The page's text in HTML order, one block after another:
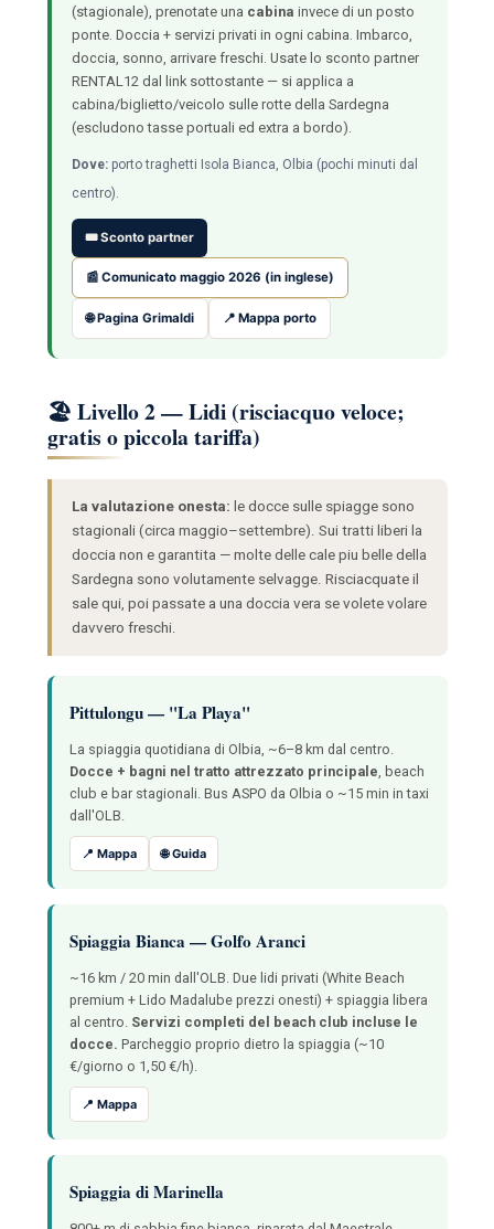
(stagionale), prenotate una cabina invece di un posto
ponte. Doccia + servizi privati in ogni cabina. Imbarco,
doccia, sonno, arrivare freschi. Usate lo sconto partner
RENTAL12 dal link sottostante — si applica a
cabina/biglietto/veicolo sulle rotte della Sardegna
(escludono tasse portuali ed extra a bordo).
Dove:porto traghetti Isola Bianca, Olbia (pochi minuti dal
centro).
🎟️ Sconto partner
📰 Comunicato maggio 2026 (in inglese)
🌐 Pagina Grimaldi 📍 Mappa porto
🏖️ Livello 2 — Lidi (risciacquo veloce;
gratis o piccola tariffa)
La valutazione onesta: le docce sulle spiagge sono
stagionali (circa maggio–settembre). Sui tratti liberi la
doccia non e garantita — molte delle cale piu belle della
Sardegna sono volutamente selvagge. Risciacquate il
sale qui, poi passate a una doccia vera se volete volare
davvero freschi.
Pittulongu — "La Playa"
La spiaggia quotidiana di Olbia, ~6–8 km dal centro.
Docce + bagni nel tratto attrezzato principale , beach
club e bar stagionali. Bus ASPO da Olbia o ~15 min in taxi
dall'OLB.
📍 Mappa 🌐 Guida
Spiaggia Bianca — Golfo Aranci
~16 km / 20 min dall'OLB. Due lidi privati (White Beach
premium + Lido Madalube prezzi onesti) + spiaggia libera
al centro. Servizi completi del beach club incluse le
docce. Parcheggio proprio dietro la spiaggia (~10
€/giorno o 1,50 €/h).
📍 Mappa
Spiaggia di Marinella